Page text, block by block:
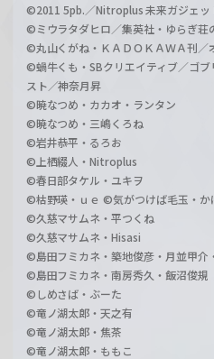
©2011 5pb.／Nitroplus 未来ガジェッ
©ミウラタダヒロ／集英社・ゆらぎ荘
©丸山くがね・ＫＡＤＯＫＡＷＡ刊／
©蝸牛くも・SBクリエイティブ／ゴ
スト／神奈月昇
©暁なつめ・カカオ・ランタン
©暁なつめ・三嶋くろね
©岩井恭平・るろお
©上栖綴人・Nitroplus
©春日部タケル・ユキヲ
©枯野瑛・ｕｅ ©気がつけば毛玉・か
©久慈マサムネ・平つくね
©久慈マサムネ・Hisasi
©島田フミカネ・築地俊彦・月並甲介
©島田フミカネ・南房秀久・飯沼俊規
©しめさば・ぶーた
©竜ノ湖太郎・天之有
©竜ノ湖太郎・焦茶
©竜ノ湖太郎・ももこ